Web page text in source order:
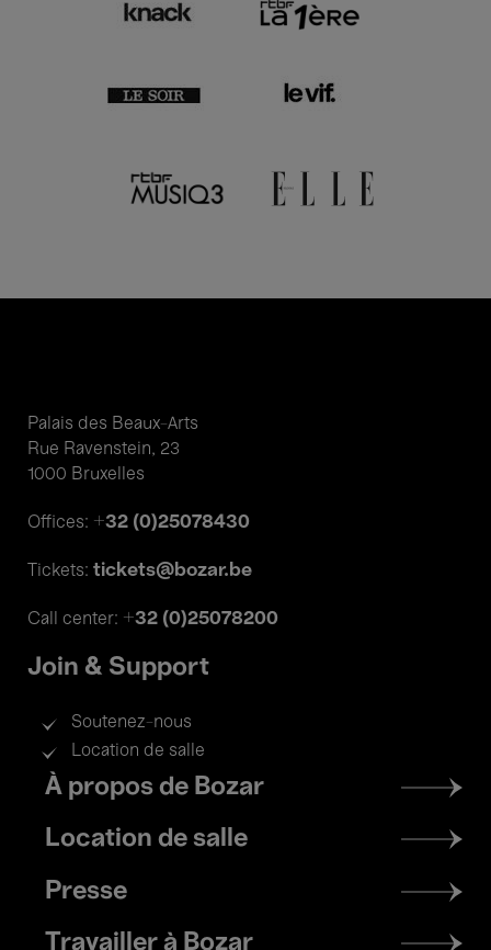
Palais des Beaux-Arts
Rue Ravenstein, 23
1000 Bruxelles
Offices: +32 (0)25078430
Tickets: tickets@bozar.be
Call center: +32 (0)25078200
Join & Support
Soutenez-nous
Location de salle
Footer
menu
À propos de Bozar
Location de salle
Presse
Travailler à Bozar